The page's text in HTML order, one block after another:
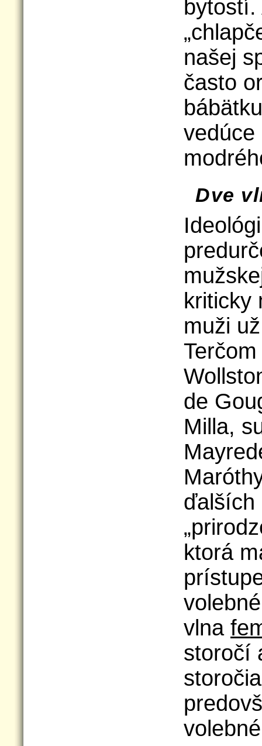
našej
často
vedúce
Dve
kriticky
muži
de
Milla,
ďalších
ktorá
vlna
storočí